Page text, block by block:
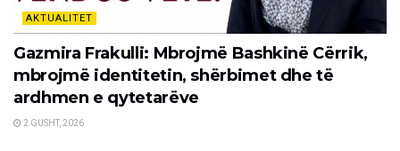
AKTUALITET
Gazmira Frakulli: Mbrojmë Bashkinë Cërrik,
mbrojmë identitetin, shërbimet dhe të
ardhmen e qytetarëve
2 GUSHT, 2026